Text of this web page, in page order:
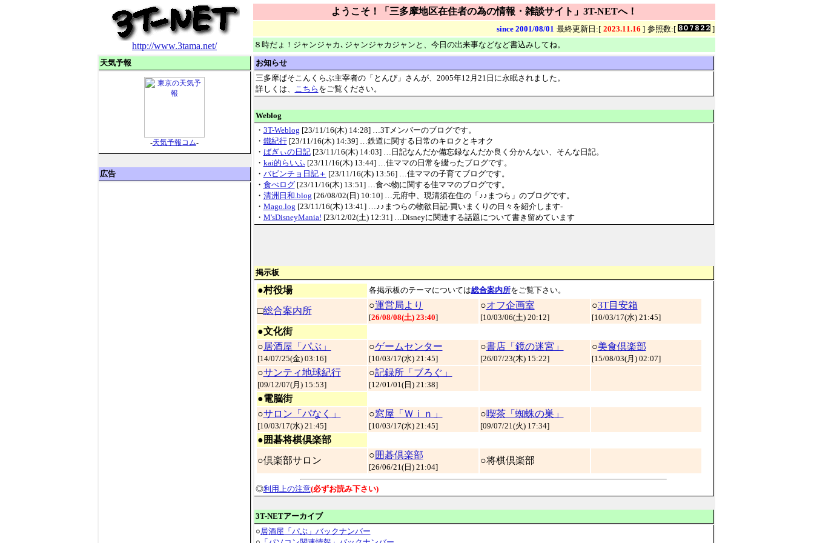
http://www.3tama.net/
ようこそ！「三多摩地区在住者の為の情報・雑談サイト」3T-NETへ！
since 2001/08/01 最終更新日:[ 2023.11.16 ] 参照数:[
]
８時だょ！ジャンジャカ､ジャンジャカジャンと、今日の出来事などなど書込みしてね。
天気予報
-天気予報コム-
広告
お知らせ
三多摩ぱそこんくらぶ主宰者の「とんび」さんが、2005年12月21日に永眠されました。
詳しくは、 こちら をご覧ください。
Weblog
・ 3T-Weblog [23/11/16(木) 14:28] …3Tメンバーのブログです。
・ 鐵紀行 [23/11/16(木) 14:39] …鉄道に関する日常のキロクとキオク
・ ばぎぃの日記 [23/11/16(木) 14:03] …日記なんだか備忘録なんだか良く分かんない、そんな日記。
・ kai的らいふ [23/11/16(木) 13:44] …佳ママの日常を綴ったブログです。
・ バビンチョ日記＋ [23/11/16(木) 13:56] …佳ママの子育てブログです。
・ 食べログ [23/11/16(木) 13:51] …食べ物に関する佳ママのブログです。
・ 清洲日和.blog [26/08/02(日) 10:10] …元府中、現清須在住の「♪♪まつら」のブログです。
・ Mago.log [23/11/16(木) 13:41] …♪♪まつらの物欲日記-買いまくりの日々を紹介します-
・ M'sDisneyMania! [23/12/02(土) 12:31] …Disneyに関連する話題について書き留めています
掲示板
●村役場 各掲示板のテーマについては総合案内所をご覧下さい。
□総合案内所
○運営局より
[26/08/08(土) 23:40]
○オフ企画室
[10/03/06(土) 20:12]
○3T目安箱
[10/03/17(水) 21:45]
●文化街
○居酒屋「パぶ」
[14/07/25(金) 03:16]
○ゲームセンター
[10/03/17(水) 21:45]
○書店「鏡の迷宮」
[26/07/23(木) 15:22]
○美食倶楽部
[15/08/03(月) 02:07]
○サンティ地球紀行
[09/12/07(月) 15:53]
○記録所「ブろぐ」
[12/01/01(日) 21:38]
●電脳街
○サロン「パなく」
[10/03/17(水) 21:45]
○窓屋「Ｗｉｎ」
[10/03/17(水) 21:45]
○喫茶「蜘蛛の巣」
[09/07/21(火) 17:34]
● 囲碁将棋倶楽部
○倶楽部サロン
○囲碁倶楽部
[26/06/21(日) 21:04]
○将棋倶楽部
◎利用上の注意(必ずお読み下さい)
3T-NETアーカイブ
○居酒屋「パぶ」バックナンバー